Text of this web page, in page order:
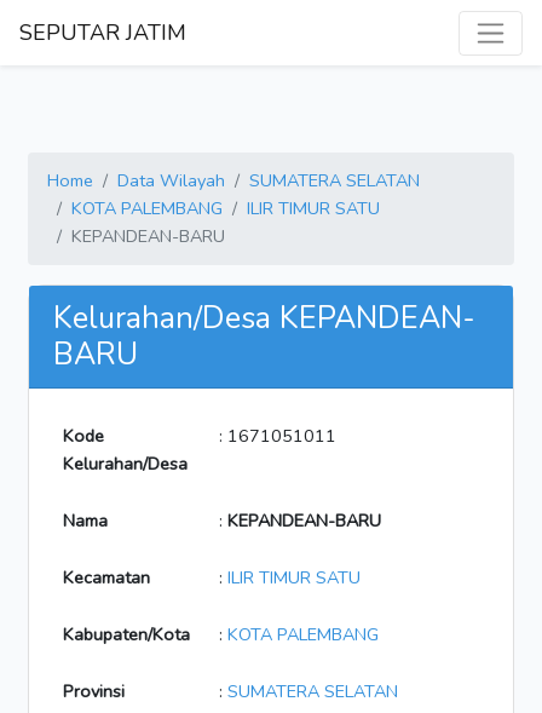
SEPUTAR JATIM
Home Data Wilayah
SUMATERA SELATAN
KOTA PALEMBANG
ILIR TIMUR SATU
KEPANDEAN-BARU
Kelurahan/Desa KEPANDEAN-
BARU
Kode
Kelurahan/Desa
: 1671051011
Nama : KEPANDEAN-BARU
Kecamatan : ILIR TIMUR SATU
Kabupaten/Kota : KOTA PALEMBANG
Provinsi : SUMATERA SELATAN